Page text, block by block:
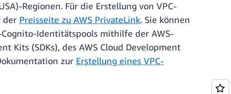
Regionen. Für die Erstellung von VPC-
der Preisseite zu AWS PrivateLink. Sie können
Identitätspools mithilfe der AWS-
Kits (SDKs), des AWS Cloud Development
zur Erstellung eines VPC-